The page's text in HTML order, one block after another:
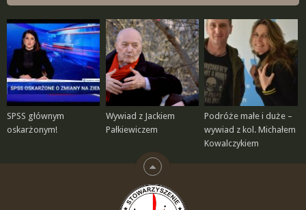
SPSS głównym
oskarżonym!
Wywiad z Jackiem
Pałkiewiczem
Podróże małe i duże –
wywiad z kol. Michałem
Kowalczykiem